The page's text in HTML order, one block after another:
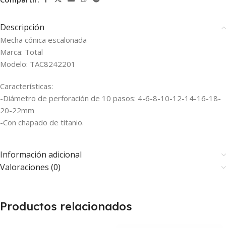
Descripción
Mecha cónica escalonada
Marca: Total
Modelo: TAC8242201
Características:
-Diámetro de perforación de 10 pasos: 4-6-8-10-12-14-16-18-
20-22mm
-Con chapado de titanio.
Información adicional
Valoraciones (0)
Productos relacionados